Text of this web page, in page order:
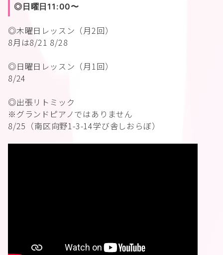
◎日曜日11:00〜
◎木曜日レッスン（月2回）
8月は8/21 8/28
◎日曜日レッスン（月1回）
8/24
◎出張リトミック
※グランドピアノではありません
8/25（南区向野1-3-14学び舎しおらぼ）